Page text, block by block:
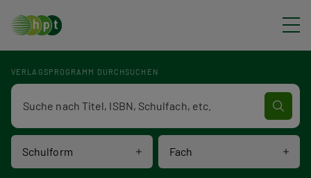
VERLAGSPROGRAMM DURCHSUCHEN
Schulform Fach
Verlagsprogramm Volltextsuche